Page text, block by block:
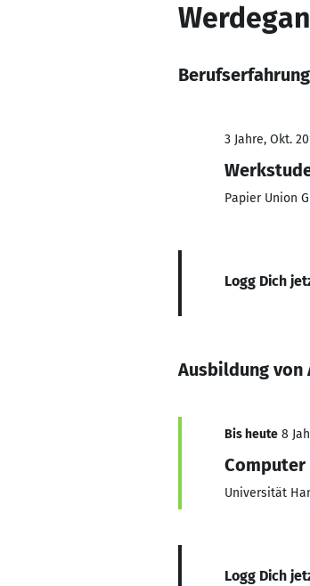
3 Jahre, Okt.
Papier Union
Logg Dich
Ausbildung
Bis heute 8
Computer
Universität
Logg Dich